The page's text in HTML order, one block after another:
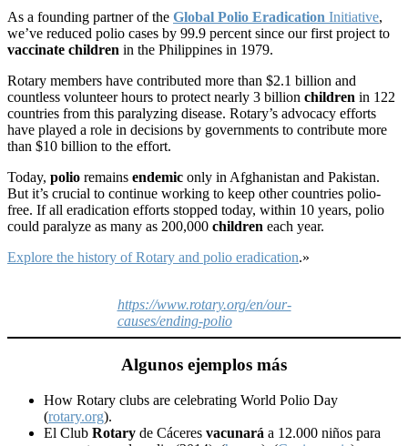
As a founding partner of the Global Polio Eradication Initiative,
we’ve reduced polio cases by 99.9 percent since our first project to
vaccinate children in the Philippines in 1979.
Rotary members have contributed more than $2.1 billion and
countless volunteer hours to protect nearly 3 billion children in 122
countries from this paralyzing disease. Rotary’s advocacy efforts
have played a role in decisions by governments to contribute more
than $10 billion to the effort.
Today, polio remains endemic only in Afghanistan and Pakistan.
But it’s crucial to continue working to keep other countries polio-
free. If all eradication efforts stopped today, within 10 years, polio
could paralyze as many as 200,000 children each year.
Explore the history of Rotary and polio eradication.»
https://www.rotary.org/en/our-
causes/ending-polio
Algunos ejemplos más
How Rotary clubs are celebrating World Polio Day
(rotary.org).
El Club Rotary de Cáceres vacunará a 12.000 niños para